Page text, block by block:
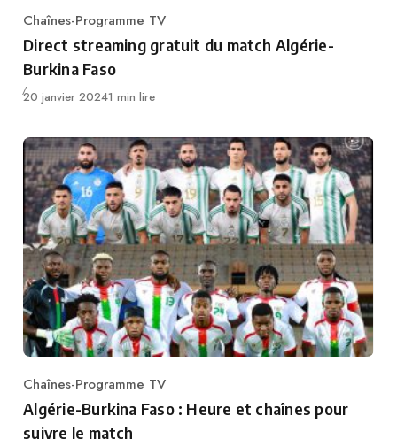
Category
Chaînes-Programme TV
Direct streaming gratuit du match Algérie-
Burkina Faso
Publié
20 janvier 20241 min lire
Category
Chaînes-Programme TV
Algérie-Burkina Faso : Heure et chaînes pour
suivre le match